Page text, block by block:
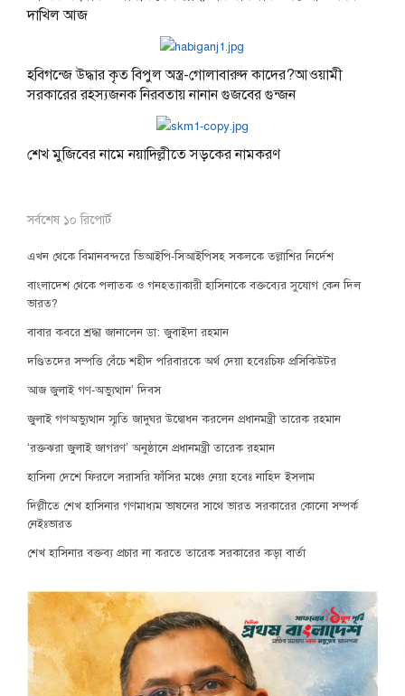
দাখিল আজ
হবিগন্জে উদ্ধার কৃত বিপুল অস্ত্র-গোলাবারুদ কাদের?আওয়ামী
সরকারের রহস্যজনক নিরবতায় নানান গুজবের গুন্জন
শেখ মুজিবের নামে নয়াদিল্লীতে সড়কের নামকরণ
সর্বশেষ ১০ রিপোর্ট
এখন থেকে বিমানবন্দরে ভিআইপি-সিআইপিসহ সকলকে তল্লাশির নির্দেশ
বাংলাদেশ থেকে পলাতক ও গনহত্যাকারী হাসিনাকে বক্তব্যের সুযোগ কেন দিল
ভারত?
বাবার কবরে শ্রদ্ধা জানালেন ডা: জুবাইদা রহমান
দণ্ডিতদের সম্পত্তি বেঁচে শহীদ পরিবারকে অর্থ দেয়া হবেঃচিফ প্রসিকিউটর
আজ জুলাই গণ-অভ্যুত্থান’ দিবস
জুলাই গণঅভ্যুত্থান স্মৃতি জাদুঘর উদ্বোধন করলেন প্রধানমন্ত্রী তারেক রহমান
‘রক্তঝরা জুলাই জাগরণ’ অনুষ্ঠানে প্রধানমন্ত্রী তারেক রহমান
হাসিনা দেশে ফিরলে সরাসরি ফাঁসির মঞ্চে নেয়া হবেঃ নাহিদ ইসলাম
দিল্লীতে শেখ হাসিনার গণমাধ্যম ভাষনের সাথে ভারত সরকারের কোনো সম্পর্ক
নেইঃভারত
শেখ হাসিনার বক্তব্য প্রচার না করতে তারেক সরকারের কড়া বার্তা